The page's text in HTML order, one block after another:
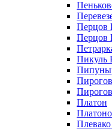
Перцов
Перцов
Пикуль
Платон